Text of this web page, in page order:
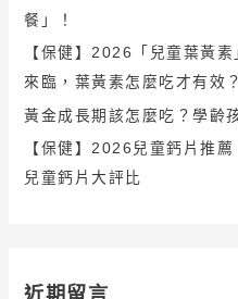
餐」！
【保健】2026「兒童葉黃
來臨，葉黃素怎麼吃才有效？
黃金成長期該怎麼吃？學齡
【保健】2026兒童鈣片推
兒童鈣片大評比